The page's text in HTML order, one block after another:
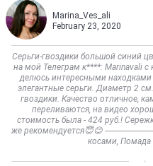
Marina_Ves_ali
February 23, 2020
Серьги-гвоздики большой синий
на мой Телеграм к****: Marinavali
делюсь интересными находками
элегантные серьги. Диаметр 2
гвоздики. Качество отличное,
переливаются, на видео
стоимость была - 424 руб.!
же рекомендуется😇😊
косами, Помада